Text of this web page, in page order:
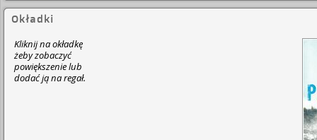
Okładki
Kliknij na okładkę
żeby zobaczyć
powiększenie lub
dodać ją na regał.